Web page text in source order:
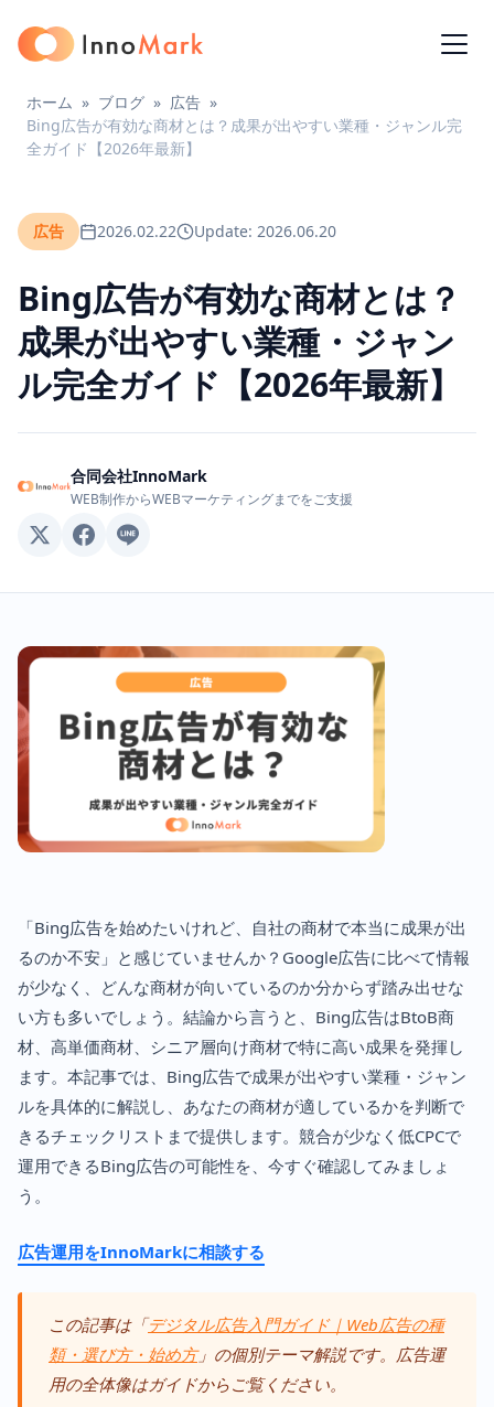
ホーム » ブログ » 広告 »
Bing広告が有効な商材とは？成果が出やすい業種・ジャンル完
全ガイド【2026年最新】
広告 2026.02.22 Update: 2026.06.20
Bing広告が有効な商材とは？
成果が出やすい業種・ジャン
ル完全ガイド【2026年最新】
合同会社InnoMark
WEB制作からWEBマーケティングまでをご支援
「Bing広告を始めたいけれど、自社の商材で本当に成果が出
るのか不安」と感じていませんか？Google広告に比べて情報
が少なく、どんな商材が向いているのか分からず踏み出せな
い方も多いでしょう。結論から言うと、Bing広告はBtoB商
材、高単価商材、シニア層向け商材で特に高い成果を発揮し
ます。本記事では、Bing広告で成果が出やすい業種・ジャン
ルを具体的に解説し、あなたの商材が適しているかを判断で
きるチェックリストまで提供します。競合が少なく低CPCで
運用できるBing広告の可能性を、今すぐ確認してみましょ
う。
広告運用をInnoMarkに相談する
この記事は「デジタル広告入門ガイド｜Web広告の種
類・選び方・始め方」の個別テーマ解説です。広告運
用の全体像はガイドからご覧ください。